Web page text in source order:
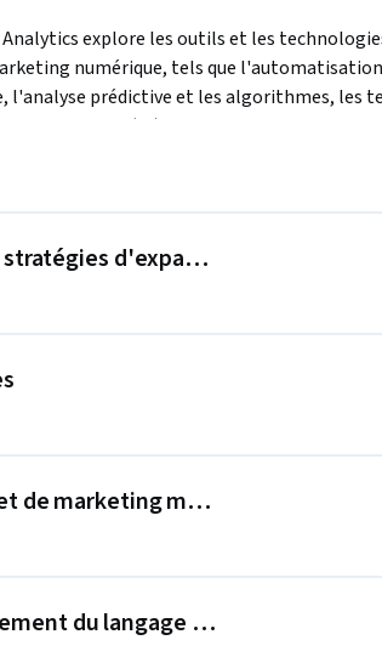
explore les outils et les
numérique, tels que
prédictive et les algorithmes, les
artificielle (IA), le traitement du langage
préparer un portefeuille et à soutenir un
logicielles qui le soutiennent -
pour le ciblage - Décrire l'avenir du
de marketing numérique - Décrire
de marketing numérique - Définir
d'expansion
de marketing mobile
du langage naturel (NLP) et